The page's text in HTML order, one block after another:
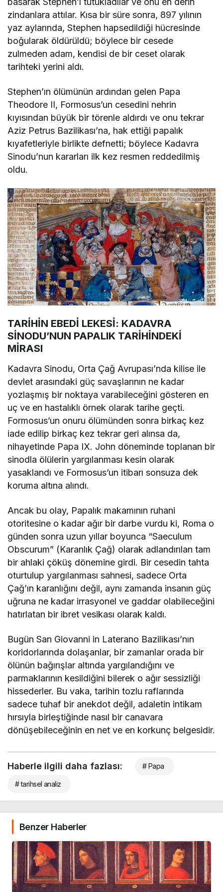
zindanlara attılar. Kısa bir süre sonra, 897 yılının
yaz aylarında, Stephen hapsedildiği hücresinde
boğularak öldürüldü; böylece bir cesede
zulmeden adam, kendisi de bir ceset olarak
tarihteki yerini aldı.
Stephen’ın ölümünün ardından gelen Papa
Theodore II, Formosus’un cesedini nehrin
kıyısından büyük bir törenle aldırdı ve onu tekrar
Aziz Petrus Bazilikası’na, hak ettiği papalık
kıyafetleriyle birlikte defnetti; böylece Kadavra
Sinodu’nun kararları ilk kez resmen reddedilmiş
oldu.
TARİHİN EBEDİ LEKESİ: KADAVRA
SİNODU’NUN PAPALIK TARİHİNDEKİ
MİRASI
Kadavra Sinodu, Orta Çağ Avrupası’nda kilise ile
devlet arasındaki güç savaşlarının ne kadar
yozlaşmış bir noktaya varabileceğini gösteren en
uç ve en hastalıklı örnek olarak tarihe geçti.
Formosus’un onuru ölümünden sonra birkaç kez
iade edilip birkaç kez tekrar geri alınsa da,
nihayetinde Papa IX. John döneminde toplanan bir
sinodla ölülerin yargılanması kesin olarak
yasaklandı ve Formosus’un itibarı sonsuza dek
koruma altına alındı.
Ancak bu olay, Papalık makamının ruhani
otoritesine o kadar ağır bir darbe vurdu ki, Roma o
günden sonra uzun yıllar boyunca “Saeculum
Obscurum” (Karanlık Çağ) olarak adlandırılan tam
bir ahlaki çöküş dönemine girdi. Bir cesedin tahta
oturtulup yargılanması sahnesi, sadece Orta
Çağ’ın karanlığını değil, aynı zamanda insanın güç
uğruna ne kadar irrasyonel ve gaddar olabileceğini
hatırlatan bir ibret vesikası olarak kaldı.
Bugün San Giovanni in Laterano Bazilikası’nın
koridorlarında dolaşanlar, bir zamanlar orada bir
ölünün bağırışlar altında yargılandığını ve
parmaklarının kesildiğini bilerek o ağır sessizliği
hissederler. Bu vaka, tarihin tozlu raflarında
sadece tuhaf bir anekdot değil, adaletin intikam
hırsıyla birleştiğinde nasıl bir canavara
dönüşebileceğinin en net ve en korkunç belgesidir.
Haberle ilgili daha fazlası: # Papa
# tarihsel analiz
Benzer Haberler